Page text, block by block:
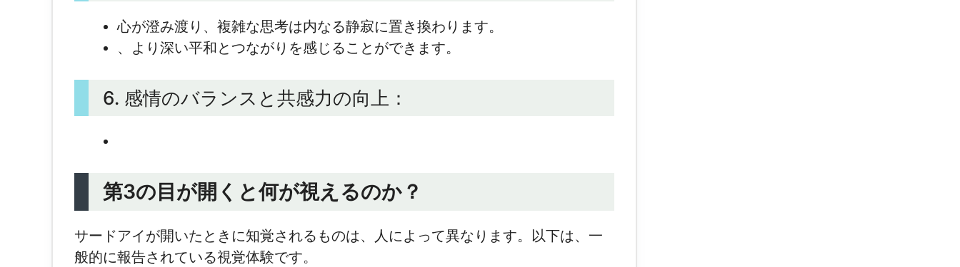
心が澄み渡り、複雑な思考は内なる静寂に置き換わります。
、より深い平和とつながりを感じることができます。
6. 感情のバランスと共感力の向上：
第3の目が開くと何が視えるのか？
サードアイが開いたときに知覚されるものは、人によって異なります。以下は、一
般的に報告されている視覚体験です。